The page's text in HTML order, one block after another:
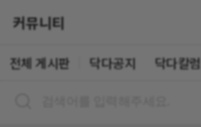
커뮤니티
전체 게시판 닥다공지 닥다칼럼